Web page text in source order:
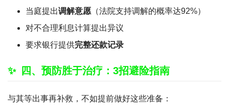
当庭提出调解意愿 （法院支持调解的概率达92%）
对不合理利息计算提出异议
要求银行提供完整还款记录
四、预防胜于治疗：3招避险指南
与其等出事再补救，不如提前做好这些准备：